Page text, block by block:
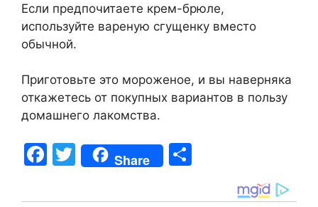
Если предпочитаете крем-брюле,
используйте вареную сгущенку вместо
обычной.
Приготовьте это мороженое, и вы наверняка
откажетесь от покупных вариантов в пользу
домашнего лакомства.
F
c
T
w
itt
Share
ar